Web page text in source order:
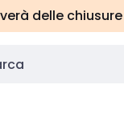
delle